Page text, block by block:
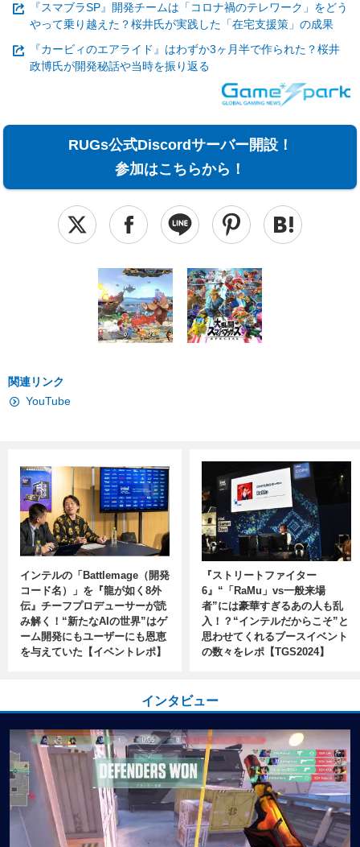
『スマブラSP』開発チームは「コロナ禍のテレワーク」をどう
やって乗り越えた？桜井氏が実践した「在宅支援策」の成果
『カービィのエアライド』はわずか3ヶ月半で作られた？桜井
政博氏が開発秘話や当時を振り返る
RUGs公式Discordサーバー開設！
参加はこちらから！
関連リンク
YouTube
インテルの「Battlemage（開発
コード名）」を『龍が如く8外
伝』チーフプロデューサーが読
み解く！“新たなAIの世界”はゲ
ーム開発にもユーザーにも恩恵
を与えていた【イベントレポ】
『ストリートファイター
6』“「RaMu」vs一般来場
者”には豪華すぎるあの人も乱
入！？“インテルだからこそ”と
思わせてくれるブースイベント
の数々をレポ【TGS2024】
インタビュー